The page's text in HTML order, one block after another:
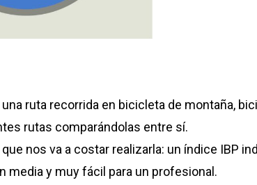
ruta recorrida en bicicleta de montaña,
rutas comparándolas entre sí.
nos va a costar realizarla: un índice IBP
media y muy fácil para un profesional.